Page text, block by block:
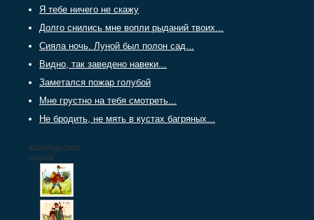
Я тебе ничего не скажу
Долго снились мне вопли рыданий твоих...
Сияла ночь. Луной был полон сад...
Видно, так заведено навеки...
Заметался пожар голубой
Мне грустно на тебя смотреть...
Не бродить, не мять в кустах багряных...
Калейдоскоп
сказок